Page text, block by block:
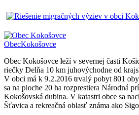
ObecKokošovce
Obec Kokošovce leží v severnej časti
riečky Delňa 10 km juhovýchodne od
V obci má k 9.2.2016 trvalý pobyt 801
sa na ploche 20 ha rozprestiera Národná
Kokošovská dubina. V katastri obce sa
Šťavica a rekreačná oblasť známa ako